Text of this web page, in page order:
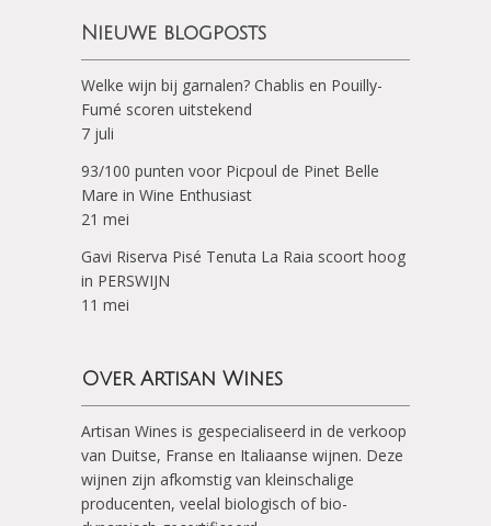
Nieuwe blogposts
Welke wijn bij garnalen? Chablis en Pouilly-
Fumé scoren uitstekend
7 juli
93/100 punten voor Picpoul de Pinet Belle
Mare in Wine Enthusiast
21 mei
Gavi Riserva Pisé Tenuta La Raia scoort hoog
in PERSWIJN
11 mei
Over Artisan Wines
Artisan Wines is gespecialiseerd in de verkoop
van Duitse, Franse en Italiaanse wijnen. Deze
wijnen zijn afkomstig van kleinschalige
producenten, veelal biologisch of bio-